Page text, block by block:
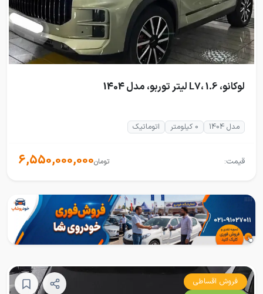
لوکانو، L7، 1.6 لیتر توربو، مدل 1404
مدل 1404 0 کیلومتر اتوماتیک
قیمت: 6,550,000,000تومان
فروش اقساطی